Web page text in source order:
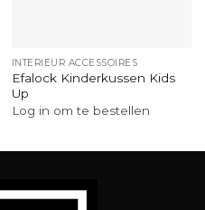
INTERIEUR ACCESSOIRES
Efalock Kinderkussen Kids
Up
Log in om te bestellen